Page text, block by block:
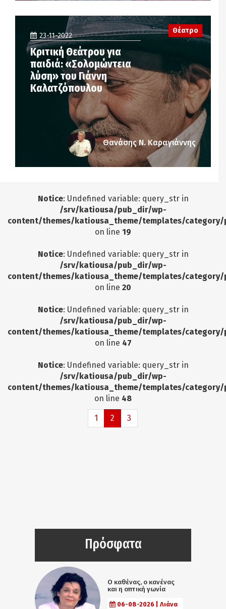
23-11-2022
Κριτική Θεάτρου για
παιδιά: «Σολομώντεια
λύση» του Γιάννη
Καλατζόπουλου
Θέατρο
Θανάσης Ν. Καραγιάννης
Notice: Undefined variable: query_str in
/srv/katiousa/pub_dir/wp-
content/themes/katiousa_theme/templates/
on line 19
Notice: Undefined variable: query_str in
/srv/katiousa/pub_dir/wp-
content/themes/katiousa_theme/templates/
on line 20
Notice: Undefined variable: query_str in
/srv/katiousa/pub_dir/wp-
content/themes/katiousa_theme/templates/
on line 47
Notice: Undefined variable: query_str in
/srv/katiousa/pub_dir/wp-
content/themes/katiousa_theme/templates/
on line 48
1 2 3
Πρόσφατα
Ο καθένας, ο κανένας
και η οπτική γωνία
06-08-2026 | Λιάνα